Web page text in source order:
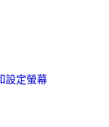
設定螢幕